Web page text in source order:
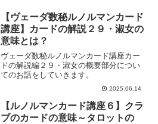
【ヴェーダ数秘ルノルマンカード
講座】カードの解説２９・淑女の
意味とは？
ヴェーダ数秘ルノルマンカード講座カー
ドの解説編２９・淑女の概要部分につい
てのお話をしていきます。
2025.06.14
【ルノルマンカード講座６】クラ
ブのカードの意味～タロットの